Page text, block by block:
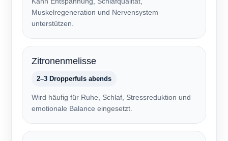
Muskelregeneration und Nervensystem
unterstützen.
Zitronenmelisse
2–3 Dropperfuls abends
Wird häufig für Ruhe, Schlaf, Stressreduktion und
emotionale Balance eingesetzt.